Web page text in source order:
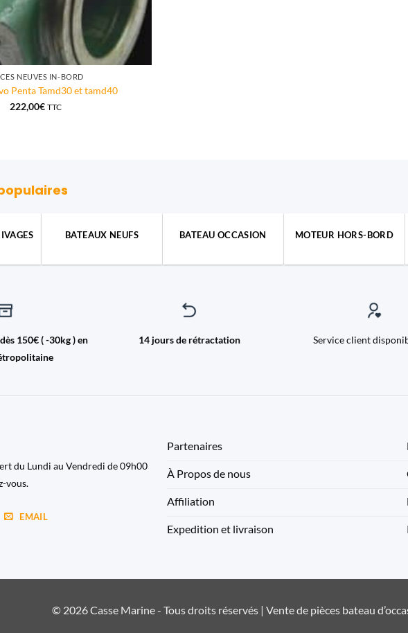
NEUVES IN-BORD
Penta Tamd30 et tamd40
222,00€ TTC
BATEAUX NEUFS BATEAU OCCASION MOTEUR HORS-BORD
150€ ( -30kg ) en
14 jours de rétractation Service client
du Lundi au Vendredi de 09h00
vous.
EMAIL
Partenaires
À Propos de nous
Affiliation
Expedition et livraison
© 2026 Casse Marine - Tous droits réservés | Vente de pièces bateau